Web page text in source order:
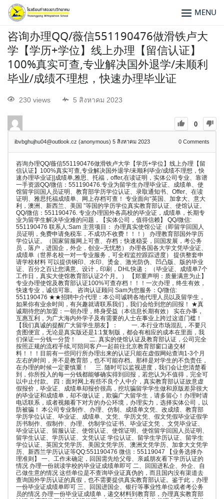
MENU
咨询办理QQ/薇信551190476做滑铁卢大
学【学历+学位】线上办理【留信认证】
100%真实可查,专业解决国外退学/未顺利
毕业/成绩不理想，快速办理毕业证
230 views 5 สิงหาคม 2023
0
ibvbghujhu04@outlook.cz (anonymous) 5 สิงหาคม 2023 0 Comments
咨询办理QQ/薇信551190476做滑铁卢大学【学历+学位】线上办理【留
信认证】100%真实可查,专业解决国外退学/未顺利毕业/成绩不理想，快
速办理毕业证||成绩单,雅思、托福，offer,在读证明，实体公司专业、靠谱
一手资源QQ/微信：551190476.专业为留学生办理毕业证、成绩单、使
馆留学回国人员证明、教育部学历学位认证、录取通知书、Offer、在读
证明、雅思托福成绩单、网上存档可查！ 专业面向“英国、加拿大、意大
利，澳洲、新西兰、美国 ”等国的学历学位真实教育部认证、使馆认证。
QQ/微信：551190476. 专业办理国外各高校的毕业证，成绩单，长期专
业为留学生解决毕业难的问题，【实体公司，值得信赖】 QQ/微信:
551190476 联系人:Sam 主营项目： 办理真实使馆公证（即留学回国人
员证明，免费申请免税车，不成功不收费！！！） 办理教育部国外学历
学位认证。（国家留服网上可查、存档；快速稳妥，回国发展，考公务
员，落户，进国企，外企，创业–无忧愁） 办理各国各大学文凭毕业证、
成绩单（世界名校一对一专业服务，可全程监控跟踪进度） 提供整套申
请学校材料 可以提供钢印、水印、烫金、激光防伪、凹凸版、版的毕业
证、百分之百让您满意、设计，印刷，DHL快递； （毕业证、成绩单7个
工作日，真实大使馆教育部认证2个月。） 【郑重声明：质量满意为止】
专业办理使馆及教育部认证100%可查存档！！！一次办理，终生有效，
快速专业，诚信可靠。 咨询认证顾问 Sam为您服务：Q/微信:
551190476 ★★招聘中介代理：本公司诚聘各地代理人员以及留学生，
如果你有业余时间，有兴趣就请联系我们，我们会给到您的回报！ ★真
诚期待您的加盟：一朝办理，终身受益（本信息长期有效） 实在办事，
互惠互利，为广大海内外学子及有需要的人士在事业上跨过这道门槛！
【我们真诚的提醒广大留学生朋友】： 一. 本行业市场混乱，不要只
贪图便宜，无论是真实版还是1:1复制版，都会有相应的成本在里面，我
们保证一分钱一分货！ 二. 真实的使馆认证及教育部认证，公司完全
按照正规的流程手续,可陪同客户一起前往北京教育部窗口递交材
料！！！目前有一些同行所办理出来的认证只能在虚假网站查询1-3个月
左右的时间，并不是教育部，也不可能存档。那样是对学生的不负责任，
在办理的时候一定要慎重！ 三. 随时可以监视进度，我们会让您清楚看
到，你所投入的每一分钱都能够确实得到回报，若您认为不值得，完全可
以中止付款。 四：面对网上有些不良个人中介，真实教育部认证故意虚
假报价，毕业证、成绩单却报价很高，挖坑骗留学学生做和原版差异很大
的毕业证和成绩单，却不做认证，欺骗广大留学生，请多留心！办理时请
电话联系，或者视频看下对方的办公环境，办理实力，选择实体公司，以
防被骗！ 本公司专业制作、办理、仿制、成绩单文凭、改成绩、教育部
学历学位认证、毕业证、成绩单、文凭、学历文凭、假文凭假毕业证假学
历书制作、假制作、办理、仿制学位证书、毕业证文凭 、文凭毕业证、
毕业证认证、留服认证、使馆认证、使馆证明、使馆留学回国人员证明、
留学生认证、学历认证、文凭认证 学位认证、留学生学历认证、留学生
学位认证、英国文凭学历、美国文凭学历、澳洲文凭学历、加拿大文凭学
历、新西兰学历认证等QQ:551190476 微信：55119047 【业务选择办
理准则】 一、工作未确定，回国需先给父母、亲戚朋友看下学历认证的
情况 办理一份就读学校的毕业证成绩单即可 二、回国进私企、外企、自
己做生意的情况 这些单位是不查询毕业证真伪的，而且国内没有渠道去
查询国外学历认证的真假，也不需要提供真实教育部认证。鉴于此，办理
一份毕业证成绩单即可 三、回国进国企、银行等事业性单位或者考公务
员的情况 办理一份毕业证成绩单，递交材料到教育部，办理真实教育部